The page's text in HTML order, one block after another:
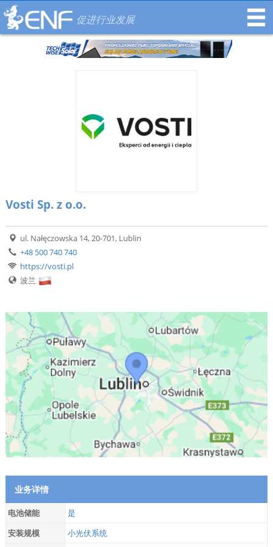
促进行业发展
Vosti Sp. z o.o.
ul. Nałęczowska 14, 20-701, Lublin
+48 500 740 740
https://vosti.pl
波兰
业务详情
电池储能
是
安装规模
小光伏系统